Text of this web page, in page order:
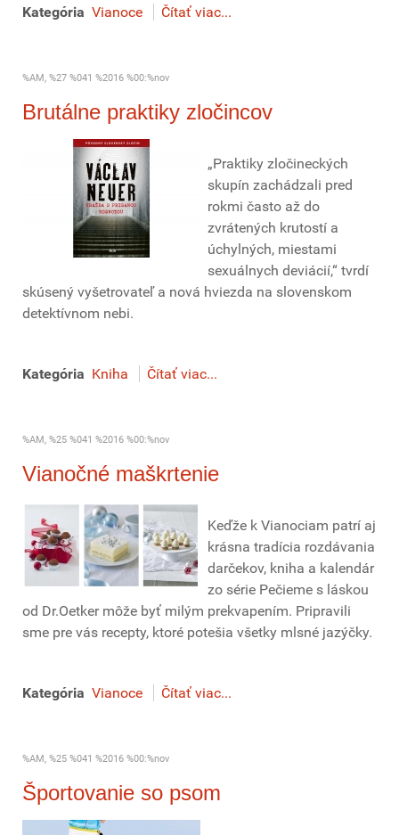
Kategória Vianoce Čítať viac...
%AM, %27 %041 %2016 %00:%nov
Brutálne praktiky zločincov
„Praktiky zločineckých
skupín zachádzali pred
rokmi často až do
zvrátených krutostí a
úchylných, miestami
sexuálnych deviácií,“ tvrdí
skúsený vyšetrovateľ a nová hviezda na slovenskom
detektívnom nebi.
Kategória Kniha Čítať viac...
%AM, %25 %041 %2016 %00:%nov
Vianočné maškrtenie
Keďže k Vianociam patrí aj
krásna tradícia rozdávania
darčekov, kniha a kalendár
zo série Pečieme s láskou
od Dr.Oetker môže byť milým prekvapením. Pripravili
sme pre vás recepty, ktoré potešia všetky mlsné jazýčky.
Kategória Vianoce Čítať viac...
%AM, %25 %041 %2016 %00:%nov
Športovanie so psom